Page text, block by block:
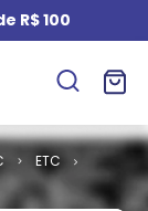
R$ 100
ETC